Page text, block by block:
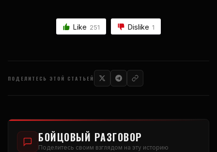
Like 251 Dislike 1
ПОДЕЛИТЕСЬ ЭТОЙ СТАТЬЕЙ
БОЙЦОВЫЙ РАЗГОВОР
Поделитесь своим взглядом на эту историю